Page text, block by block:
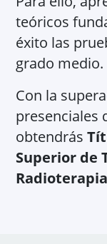
teóricos
éxito las
grado medio.
Con la
presenciales
obtendrás
Superior de
Radioterapia